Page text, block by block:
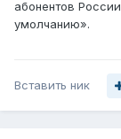
абонентов
умолчанию».
Вставить ник